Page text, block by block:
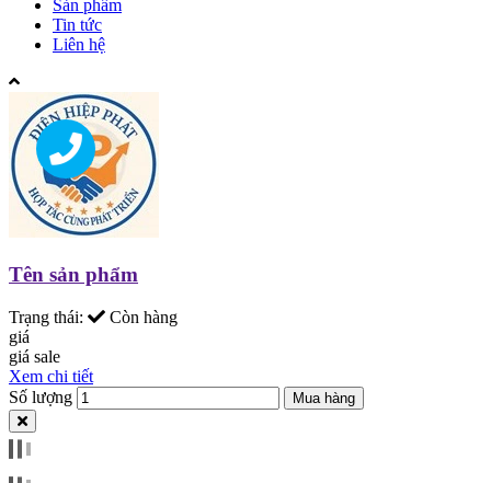
Sản phẩm
Tin tức
Liên hệ
Tên sản phẩm
Trạng thái:
Còn hàng
giá
giá sale
Xem chi tiết
Số lượng
Mua hàng